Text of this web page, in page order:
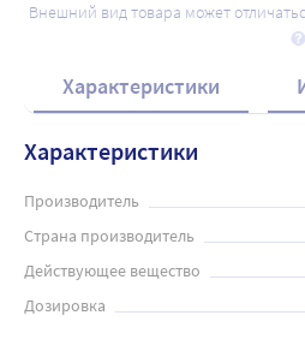
Внешний вид товара может
Характеристики
Характеристики
Производитель
Страна производитель
Действующее вещество
Дозировка